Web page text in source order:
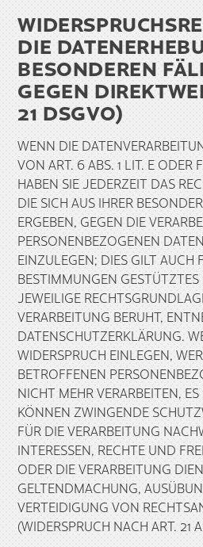
DIE
BESONDEREN
GEGEN
21 DSGVO)
WENN DIE
VON ART. 6 ABS. 1 LIT. E ODER
HABEN SIE JEDERZEIT DAS
DIE SICH AUS IHRER
ERGEBEN, GEGEN DIE
PERSONENBEZOGENEN
EINZULEGEN; DIES GILT AUCH
BESTIMMUNGEN
JEWEILIGE
VERARBEITUNG BERUHT,
DATENSCHUTZERKLÄRUNG.
WIDERSPRUCH EINLEGEN,
BETROFFENEN
NICHT MEHR VERARBEITEN,
KÖNNEN ZWINGENDE
FÜR DIE VERARBEITUNG
INTERESSEN, RECHTE UND
ODER DIE VERARBEITUNG
GELTENDMACHUNG,
VERTEIDIGUNG VON
(WIDERSPRUCH NACH ART. 21